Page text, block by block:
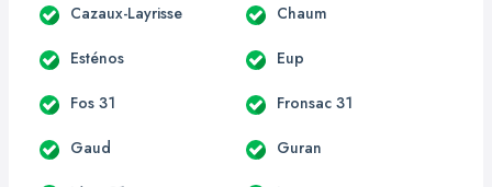
Cazaux-Layrisse Chaum
Esténos Eup
Fos 31 Fronsac 31
Gaud Guran